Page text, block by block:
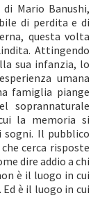
Mario Banushi,
di perdita e di
questa volta
Attingendo
sua infanzia, lo
umana
famiglia piange
soprannaturale
la memoria si
Il pubblico
cerca risposte
dire addio a chi
è il luogo in cui
è il luogo in cui